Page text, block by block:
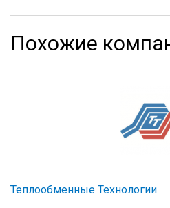
Похожие
Теплообменные Технологии